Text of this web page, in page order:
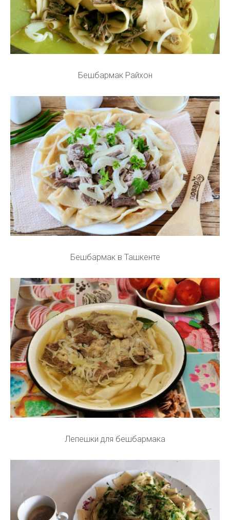
Бешбармак Райхон
Бешбармак в Ташкенте
Лепешки для бешбармака